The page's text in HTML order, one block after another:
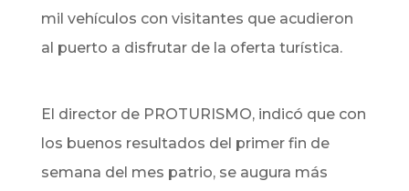
mil vehículos con visitantes que acudieron
al puerto a disfrutar de la oferta turística.
El director de PROTURISMO, indicó que con
los buenos resultados del primer fin de
semana del mes patrio, se augura más